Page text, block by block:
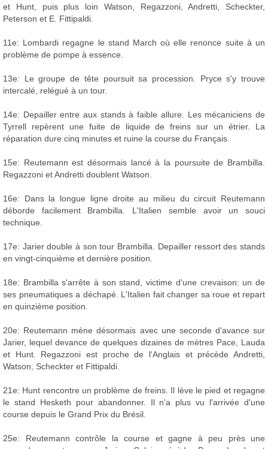
et Hunt, puis plus loin Watson, Regazzoni, Andretti, Scheckter,
Peterson et E. Fittipaldi.
11e: Lombardi regagne le stand March où elle renonce suite à un
problème de pompe à essence.
13e: Le groupe de tête poursuit sa procession. Pryce s'y trouve
intercalé, relégué à un tour.
14e: Depailler entre aux stands à faible allure. Les mécaniciens de
Tyrrell repèrent une fuite de liquide de freins sur un étrier. La
réparation dure cinq minutes et ruine la course du Français.
15e: Reutemann est désormais lancé à la poursuite de Brambilla.
Regazzoni et Andretti doublent Watson.
16e: Dans la longue ligne droite au milieu du circuit Reutemann
déborde facilement Brambilla. L'Italien semble avoir un souci
technique.
17e: Jarier double à son tour Brambilla. Depailler ressort des stands
en vingt-cinquième et dernière position.
18e: Brambilla s'arrête à son stand, victime d'une crevaison: un de
ses pneumatiques a déchapé. L'Italien fait changer sa roue et repart
en quinzième position.
20e: Reutemann mène désormais avec une seconde d'avance sur
Jarier, lequel devance de quelques dizaines de mètres Pace, Lauda
et Hunt. Regazzoni est proche de l'Anglais et précède Andretti,
Watson, Scheckter et Fittipaldi.
21e: Hunt rencontre un problème de freins. Il lève le pied et regagne
le stand Hesketh pour abandonner. Il n'a plus vu l'arrivée d'une
course depuis le Grand Prix du Brésil.
25e: Reutemann contrôle la course et gagne à peu près une